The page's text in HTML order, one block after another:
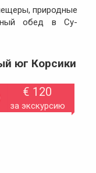
природные
обед в Су-
юг Корсики
€ 120
за экскурсию